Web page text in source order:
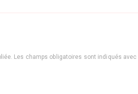
Les champs obligatoires sont indiqués avec